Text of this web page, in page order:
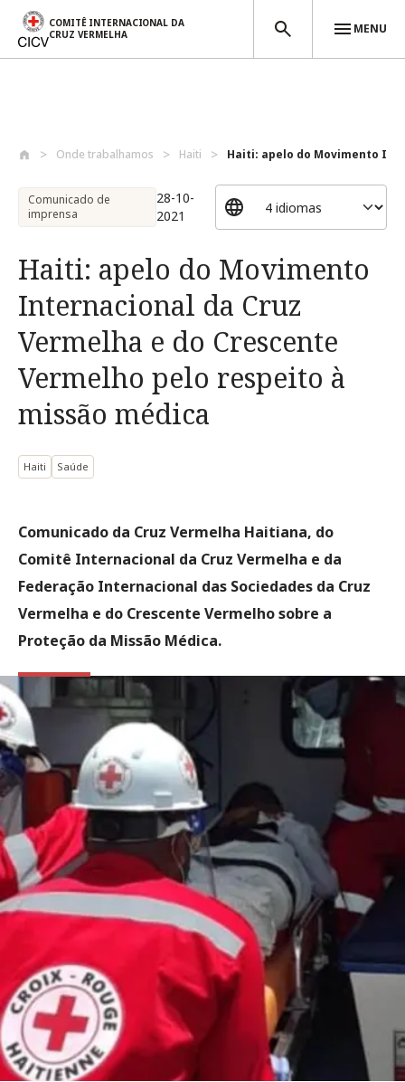
COMITÊ INTERNACIONAL DA
CRUZ VERMELHA
MENU
Onde trabalhamos Haiti Haiti: apelo do Movimento
Comunicado de
imprensa
28-10-
2021
Haiti: apelo do Movimento
Internacional da Cruz
Vermelha e do Crescente
Vermelho pelo respeito à
missão médica
Haiti Saúde
Comunicado da Cruz Vermelha Haitiana, do
Comitê Internacional da Cruz Vermelha e da
Federação Internacional das Sociedades da Cruz
Vermelha e do Crescente Vermelho sobre a
Proteção da Missão Médica.